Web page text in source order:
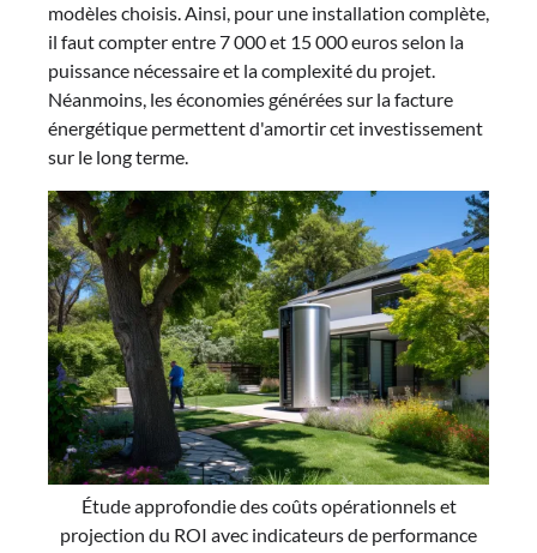
modèles choisis. Ainsi, pour une installation complète,
il faut compter entre 7 000 et 15 000 euros selon la
puissance nécessaire et la complexité du projet.
Néanmoins, les économies générées sur la facture
énergétique permettent d'amortir cet investissement
sur le long terme.
Étude approfondie des coûts opérationnels et
projection du ROI avec indicateurs de performance